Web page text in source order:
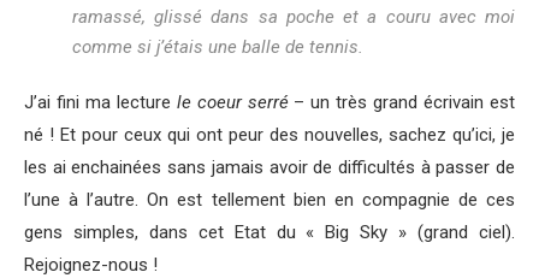
ramassé, glissé dans sa poche et a couru avec moi
comme si j’étais une balle de tennis.
J’ai fini ma lecture le coeur serré– un très grand écrivain est
né ! Et pour ceux qui ont peur des nouvelles, sachez qu’ici, je
les ai enchainées sans jamais avoir de difficultés à passer de
l’une à l’autre. On est tellement bien en compagnie de ces
gens simples, dans cet Etat du « Big Sky » (grand ciel).
Rejoignez-nous !